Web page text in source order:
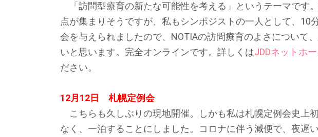
「訪問型療育の新たな可能性を考える」というテーマです
点が集まりそうですが、私もシンポジストの一人として、10
会を与えられましたので、NOTIAの訪問療育のよさについて
いと思います。完全オンラインです。詳しくはJDDネットホ
ださい。
12月12日 札幌定例会
こちらも久しぶりの現地開催。しかも私は札幌定例会史上
なく、一泊することにしました。コロナに伴う減便で、夜遅